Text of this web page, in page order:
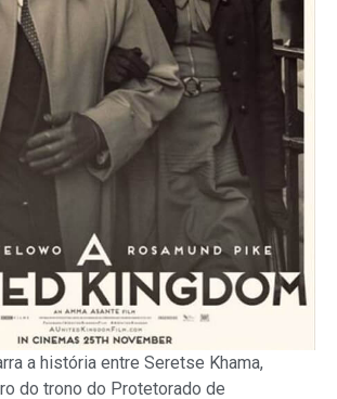
a história entre Seretse Khama,
do trono do Protetorado de